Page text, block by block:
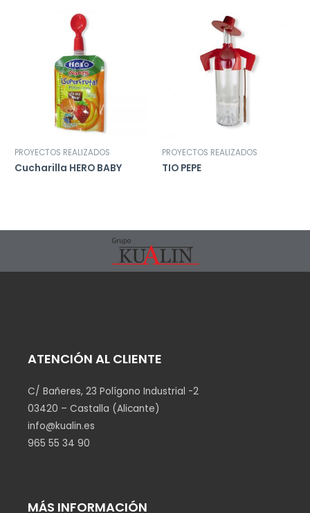
PROYECTOS REALIZADOS
Cucharilla HERO BABY
PROYECTOS REALIZADOS
TIO PEPE
ATENCIÓN AL CLIENTE
C/ Bañeres, 23 Polígono Industrial -2
03420 – Castalla (Alicante)
info@kualin.es
965 55 34 90
MÁS INFORMACIÓN